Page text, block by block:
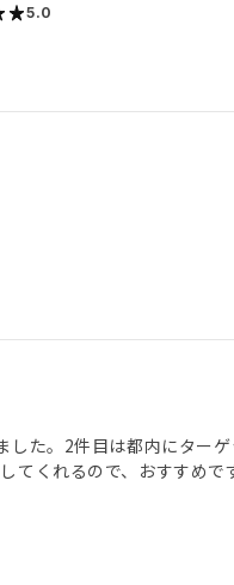
5.0
た。2件目は都内にターゲ
くれるので、おすすめで